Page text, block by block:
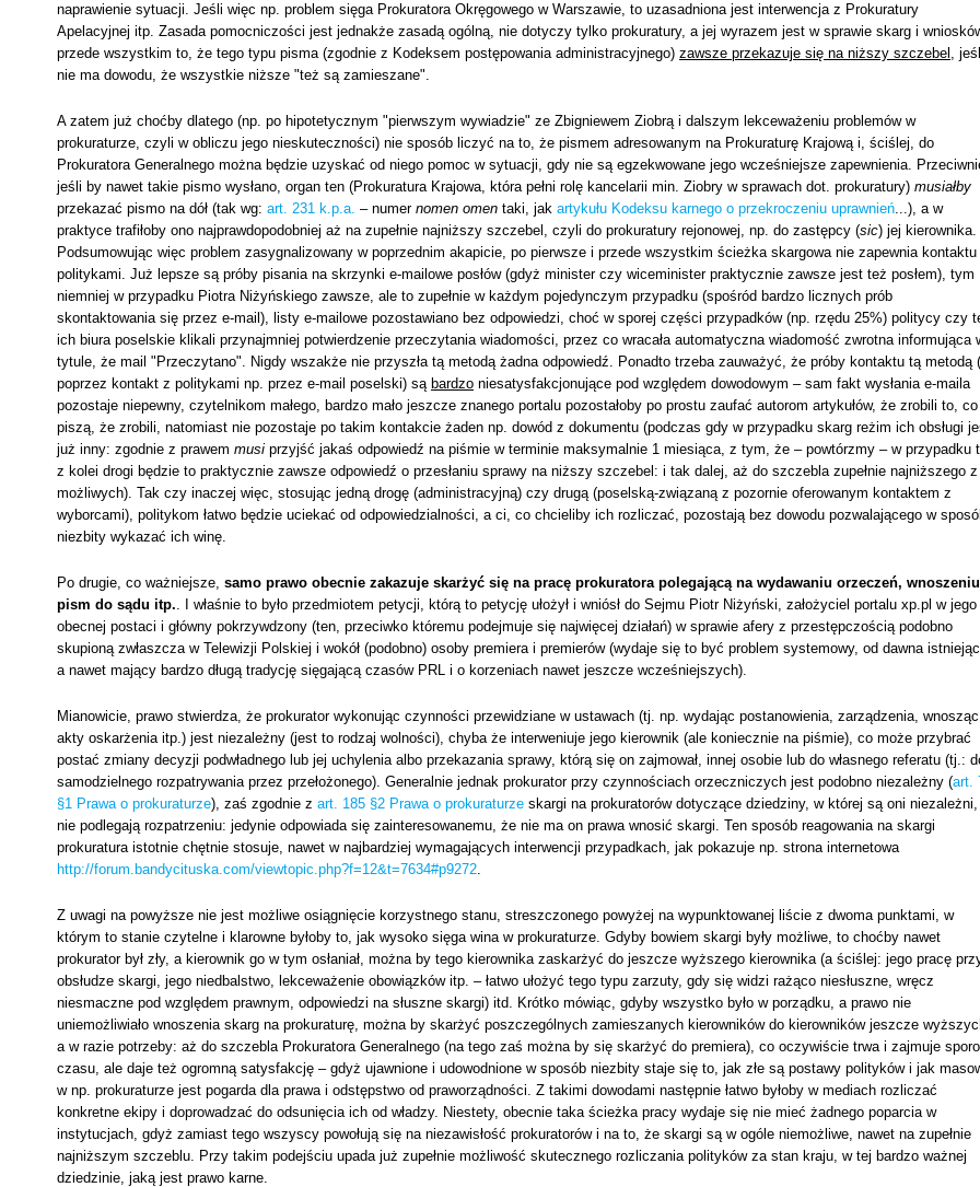
naprawienie sytuacji. Jeśli więc np. problem sięga Prokuratora Okręgowego w Warszawie, to uzasadniona jest interwencja z Prokuratury
Apelacyjnej itp. Zasada pomocniczości jest jednakże zasadą ogólną, nie dotyczy tylko prokuratury, a jej wyrazem jest w sprawie skarg i
przede wszystkim to, że tego typu pisma (zgodnie z Kodeksem postępowania administracyjnego) zawsze przekazuje się na niższy szczebel ,
nie ma dowodu, że wszystkie niższe "też są zamieszane".
A zatem już choćby dlatego (np. po hipotetycznym "pierwszym wywiadzie" ze Zbigniewem Ziobrą i dalszym lekceważeniu problemów w
prokuraturze, czyli w obliczu jego nieskuteczności) nie sposób liczyć na to, że pismem adresowanym na Prokuraturę Krajową i, ściślej, do
Prokuratora Generalnego można będzie uzyskać od niego pomoc w sytuacji, gdy nie są egzekwowane jego wcześniejsze zapewnienia.
jeśli by nawet takie pismo wysłano, organ ten (Prokuratura Krajowa, która pełni rolę kancelarii min. Ziobry w sprawach dot. prokuratury) musiałby
przekazać pismo na dół (tak wg: art. 231 k.p.a. – numer nomen omen taki, jak artykułu Kodeksu karnego o przekroczeniu uprawnień...), a w
praktyce trafiłoby ono najprawdopodobniej aż na zupełnie najniższy szczebel, czyli do prokuratury rejonowej, np. do zastępcy (sic) jej kierownika.
Podsumowując więc problem zasygnalizowany w poprzednim akapicie, po pierwsze i przede wszystkim ścieżka skargowa nie zapewnia
politykami. Już lepsze są próby pisania na skrzynki e-mailowe posłów (gdyż minister czy wiceminister praktycznie zawsze jest też posłem), tym
niemniej w przypadku Piotra Niżyńskiego zawsze, ale to zupełnie w każdym pojedynczym przypadku (spośród bardzo licznych prób
skontaktowania się przez e-mail), listy e-mailowe pozostawiano bez odpowiedzi, choć w sporej części przypadków (np. rzędu 25%) politycy czy
ich biura poselskie klikali przynajmniej potwierdzenie przeczytania wiadomości, przez co wracała automatyczna wiadomość zwrotna informująca
tytule, że mail "Przeczytano". Nigdy wszakże nie przyszła tą metodą żadna odpowiedź. Ponadto trzeba zauważyć, że próby kontaktu tą metodą
poprzez kontakt z politykami np. przez e-mail poselski) są bardzo niesatysfakcjonujące pod względem dowodowym – sam fakt wysłania e-maila
pozostaje niepewny, czytelnikom małego, bardzo mało jeszcze znanego portalu pozostałoby po prostu zaufać autorom artykułów, że zrobili to, co
piszą, że zrobili, natomiast nie pozostaje po takim kontakcie żaden np. dowód z dokumentu (podczas gdy w przypadku skarg reżim ich obsługi
już inny: zgodnie z prawem musi przyjść jakaś odpowiedź na piśmie w terminie maksymalnie 1 miesiąca, z tym, że – powtórzmy – w przypadku
z kolei drogi będzie to praktycznie zawsze odpowiedź o przesłaniu sprawy na niższy szczebel: i tak dalej, aż do szczebla zupełnie najniższego z
możliwych). Tak czy inaczej więc, stosując jedną drogę (administracyjną) czy drugą (poselską-związaną z pozornie oferowanym kontaktem z
wyborcami), politykom łatwo będzie uciekać od odpowiedzialności, a ci, co chcieliby ich rozliczać, pozostają bez dowodu pozwalającego w
niezbity wykazać ich winę.
Po drugie, co ważniejsze, samo prawo obecnie zakazuje skarżyć się na pracę prokuratora polegającą na wydawaniu orzeczeń, wnoszeniu
pism do sądu itp.. I właśnie to było przedmiotem petycji, którą to petycję ułożył i wniósł do Sejmu Piotr Niżyński, założyciel portalu xp.pl w jego
obecnej postaci i główny pokrzywdzony (ten, przeciwko któremu podejmuje się najwięcej działań) w sprawie afery z przestępczością podobno
skupioną zwłaszcza w Telewizji Polskiej i wokół (podobno) osoby premiera i premierów (wydaje się to być problem systemowy, od dawna
a nawet mający bardzo długą tradycję sięgającą czasów PRL i o korzeniach nawet jeszcze wcześniejszych).
Mianowicie, prawo stwierdza, że prokurator wykonując czynności przewidziane w ustawach (tj. np. wydając postanowienia, zarządzenia, wnosząc
akty oskarżenia itp.) jest niezależny (jest to rodzaj wolności), chyba że interweniuje jego kierownik (ale koniecznie na piśmie), co może przybrać
postać zmiany decyzji podwładnego lub jej uchylenia albo przekazania sprawy, którą się on zajmował, innej osobie lub do własnego referatu (tj.:
samodzielnego rozpatrywania przez przełożonego). Generalnie jednak prokurator przy czynnościach orzeczniczych jest podobno niezależny (art.
§1 Prawa o prokuraturze), zaś zgodnie z art. 185 §2 Prawa o prokuraturze skargi na prokuratorów dotyczące dziedziny, w której są oni niezależni,
nie podlegają rozpatrzeniu: jedynie odpowiada się zainteresowanemu, że nie ma on prawa wnosić skargi. Ten sposób reagowania na skargi
prokuratura istotnie chętnie stosuje, nawet w najbardziej wymagających interwencji przypadkach, jak pokazuje np. strona internetowa
http://forum.bandycituska.com/viewtopic.php?f=12&t=7634#p9272.
Z uwagi na powyższe nie jest możliwe osiągnięcie korzystnego stanu, streszczonego powyżej na wypunktowanej liście z dwoma punktami, w
którym to stanie czytelne i klarowne byłoby to, jak wysoko sięga wina w prokuraturze. Gdyby bowiem skargi były możliwe, to choćby nawet
prokurator był zły, a kierownik go w tym osłaniał, można by tego kierownika zaskarżyć do jeszcze wyższego kierownika (a ściślej: jego pracę
obsłudze skargi, jego niedbalstwo, lekceważenie obowiązków itp. – łatwo ułożyć tego typu zarzuty, gdy się widzi rażąco niesłuszne, wręcz
niesmaczne pod względem prawnym, odpowiedzi na słuszne skargi) itd. Krótko mówiąc, gdyby wszystko było w porządku, a prawo nie
uniemożliwiało wnoszenia skarg na prokuraturę, można by skarżyć poszczególnych zamieszanych kierowników do kierowników jeszcze
a w razie potrzeby: aż do szczebla Prokuratora Generalnego (na tego zaś można by się skarżyć do premiera), co oczywiście trwa i zajmuje sporo
czasu, ale daje też ogromną satysfakcję – gdyż ujawnione i udowodnione w sposób niezbity staje się to, jak złe są postawy polityków i jak
w np. prokuraturze jest pogarda dla prawa i odstępstwo od praworządności. Z takimi dowodami następnie łatwo byłoby w mediach rozliczać
konkretne ekipy i doprowadzać do odsunięcia ich od władzy. Niestety, obecnie taka ścieżka pracy wydaje się nie mieć żadnego poparcia w
instytucjach, gdyż zamiast tego wszyscy powołują się na niezawisłość prokuratorów i na to, że skargi są w ogóle niemożliwe, nawet na zupełnie
najniższym szczeblu. Przy takim podejściu upada już zupełnie możliwość skutecznego rozliczania polityków za stan kraju, w tej bardzo ważnej
dziedzinie, jaką jest prawo karne.